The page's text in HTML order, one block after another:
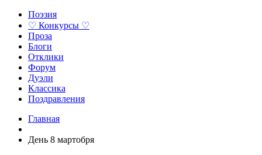
Поэзия
♡ Конкурсы ♡
Проза
Блоги
Отклики
Форум
Дуэли
Классика
Поздравления
Главная
День 8 мартобря